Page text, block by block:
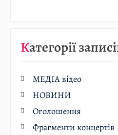
Категорії
МЕДІА відео
НОВИНИ
Оголошення
Фрагменти концертів